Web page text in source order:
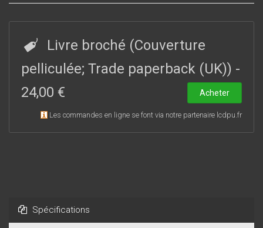
d’Armand Frémont,Normandie sensible, ils et elles ont croisé
regards et paroles pour explorer les liens entre les attraits
d’un territoire – essentiellement la Normandie –, les
impressions vécues par les peintres, les perceptions et les
analyses des géographes.
Cet ouvrage, qui s’inscrit dans l’évolution de l’épistémologie,
offre de nouvelles approches des relations possibles entre
art et géographie.
Conjointement à ces actes, trois autres volumes sont à paraître
Livre broché (Couverture
pelliculée; Trade paperback (UK)) -
24,00 €
Acheter
Les commandes en ligne se font via notre partenaire lcdpu.fr
Spécifications